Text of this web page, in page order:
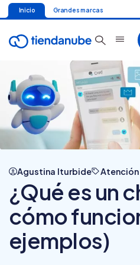
Inicio Grandes marcas
Agustina Iturbide
¿Qué es un
cómo
ejemplos)